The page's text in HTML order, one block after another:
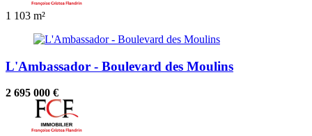
1 103 m²
L'Ambassador - Boulevard des Moulins
2 695 000 €